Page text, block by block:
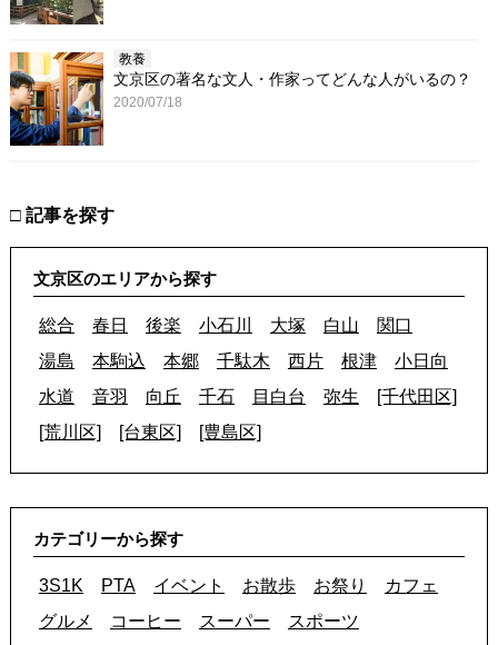
教養
文京区の著名な文人・作家ってどんな人がいるの？
2020/07/18
□ 記事を探す
文京区のエリアから探す
総合 春日 後楽 小石川 大塚 白山
関口
湯島
本駒込 本郷 千駄木 西片 根津
小日向
水道
音羽 向丘 千石 目白台 弥生
[千代田区]
[荒川区]
[台東区] [豊島区]
カテゴリーから探す
3S1K PTA イベント お散歩 お祭り
カフェ
グルメ
コーヒー スーパー
スポーツ